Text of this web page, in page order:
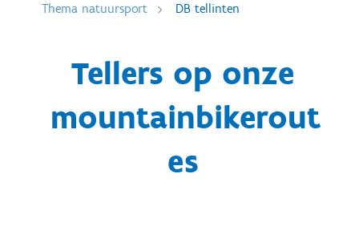
Thema natuursport
DB tellinten
Tellers op onze
mountainbikerout
es